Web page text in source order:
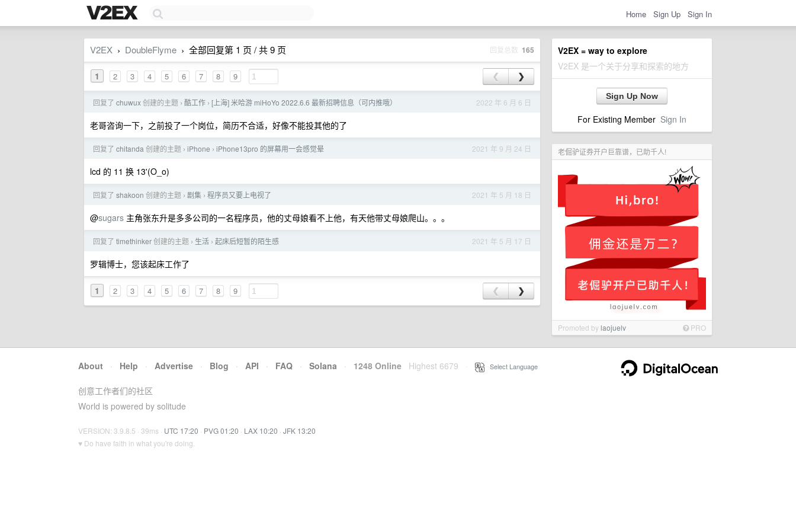
Home Sign Up Sign In
V2EX = way to explore
V2EX 是一个关于分享和探索的地方
Sign Up Now
For Existing Member Sign In
老倔驴证券开户巨靠谱，已助千人!
Promoted bylaojuelv PRO
V2EX › DoubleFlyme › 全部回复第 1 页 / 共 9 页 回复总数 165
1 2 3 4 5 6 7 8 9 ❮ ❯
2022 年 6 月 6 日
回复了 chuwux创建的主题 › 酷工作 › [上海] 米哈游 miHoYo 2022.6.6 最新招聘信息（可内推哦）
老哥咨询一下，之前投了一个岗位，简历不合适，好像不能投其他的了
2021 年 9 月 24 日
回复了 chitanda 创建的主题 › iPhone › iPhone13pro 的屏幕用一会感觉晕
lcd 的 11 换 13'(O_o)
2021 年 5 月 18 日
回复了 shakoon 创建的主题 › 剧集 › 程序员又要上电视了
@sugars 主角张东升是多多公司的一名程序员，他的丈母娘看不上他，有天他带丈母娘爬山。。。
2021 年 5 月 17 日
回复了 timethinker创建的主题 › 生活 › 起床后短暂的陌生感
罗辑博士，您该起床工作了
1 2 3 4 5 6 7 8 9 ❮ ❯
About · Help · Advertise · Blog · API · FAQ · Solana · 1248 Online Highest 6679 Select Language
创意工作者们的社区
World is powered by solitude
VERSION: 3.9.8.5 · 39ms · UTC 17:20 · PVG 01:20 · LAX 10:20 · JFK 13:20
♥ Do have faith in what you're doing.